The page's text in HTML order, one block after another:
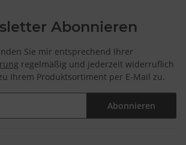
Abonnieren
Sie mir entsprechend Ihrer
regelmäßig und jederzeit widerruflich
Ihrem Produktsortiment per E-Mail zu.
Abonnieren